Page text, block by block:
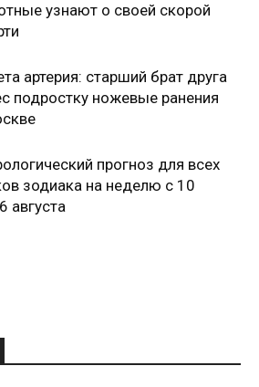
узнают о своей скорой
артерия: старший брат друга
подростку ножевые ранения
прогноз для всех
зодиака на неделю с 10
августа